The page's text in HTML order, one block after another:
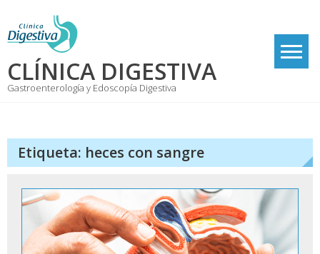
content
CLÍNICA DIGESTIVA
Gastroenterología y Edoscopía Digestiva
Etiqueta: heces con sangre